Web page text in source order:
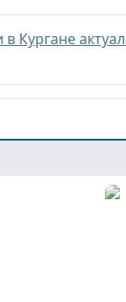
Кургане